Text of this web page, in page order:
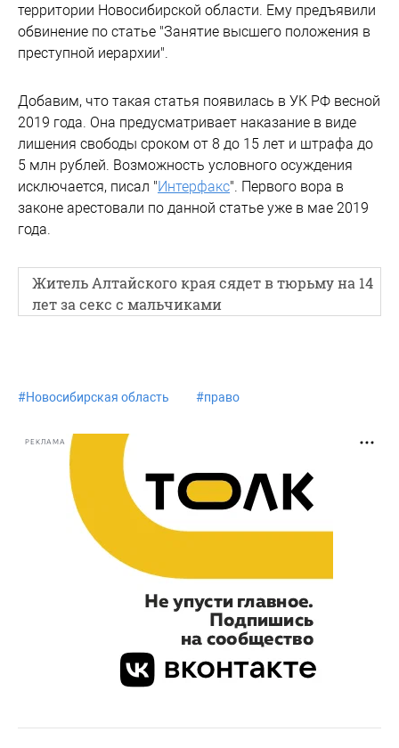
территории Новосибирской области. Ему предъявили
обвинение по статье "Занятие высшего положения в
преступной иерархии".
Добавим, что такая статья появилась в УК РФ весной
2019 года. Она предусматривает наказание в виде
лишения свободы сроком от 8 до 15 лет и штрафа до
5 млн рублей. Возможность условного осуждения
исключается, писал "Интерфакс". Первого вора в
законе арестовали по данной статье уже в мае 2019
года.
Житель Алтайского края сядет в тюрьму на 14
лет за секс с мальчиками
#Новосибирская область #право
РЕКЛАМА